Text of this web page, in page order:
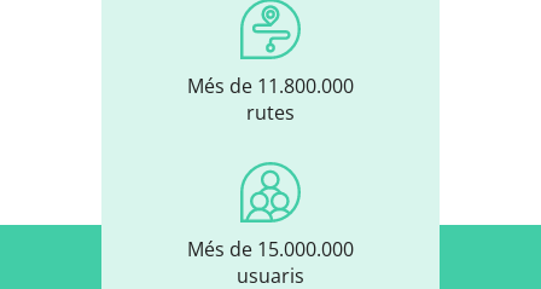
Més de 11.800.000
rutes
Més de 15.000.000
usuaris